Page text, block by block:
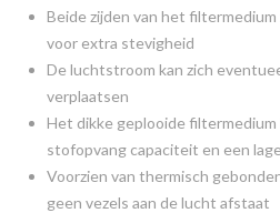
Beide zijden van het
voor extra stevigheid
De luchtstroom kan zich
verplaatsen
Het dikke geplooide
stofopvang capaciteit en een
Voorzien van thermisch
geen vezels aan de lucht afstaat